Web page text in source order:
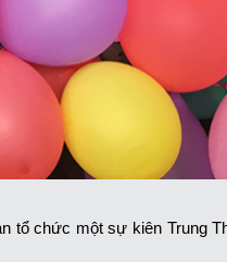
tổ chức một sự kiên Trung